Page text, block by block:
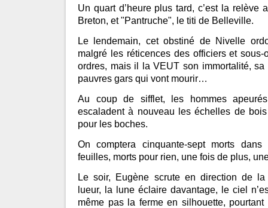
Un quart d’heure plus tard, c’est la relève
Breton, et "Pantruche", le titi de Belleville.
Le lendemain, cet obstiné de Nivelle
malgré les réticences des officiers et
ordres, mais il la VEUT son immortalité, sa
pauvres gars qui vont mourir…
Au coup de sifflet, les hommes
escaladent à nouveau les échelles de
pour les boches.
On comptera cinquante-sept morts
feuilles, morts pour rien, une fois de plus,
Le soir, Eugène scrute en direction de la
lueur, la lune éclaire davantage, le ciel
même pas la ferme en silhouette,